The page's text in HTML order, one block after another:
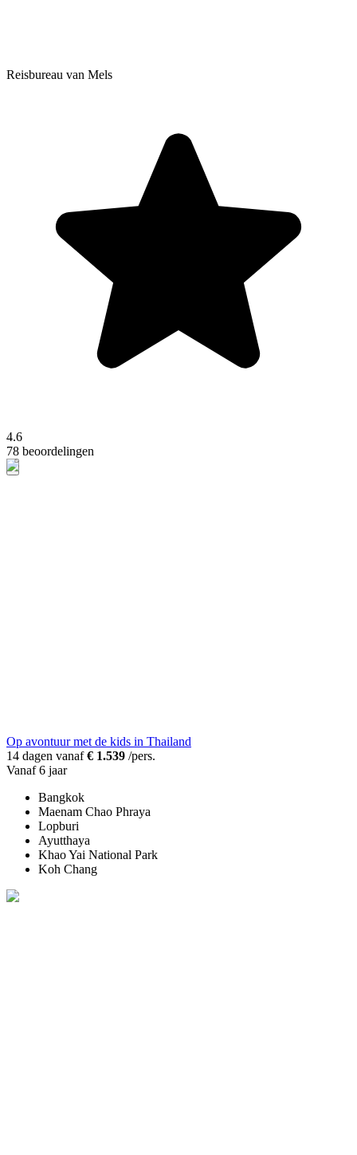
Reisbureau van Mels
4.6
78 beoordelingen
Op avontuur met de kids in Thailand
14 dagen vanaf€ 1.539 /pers.
Vanaf 6 jaar
Bangkok
Maenam Chao Phraya
Lopburi
Ayutthaya
Khao Yai National Park
Koh Chang